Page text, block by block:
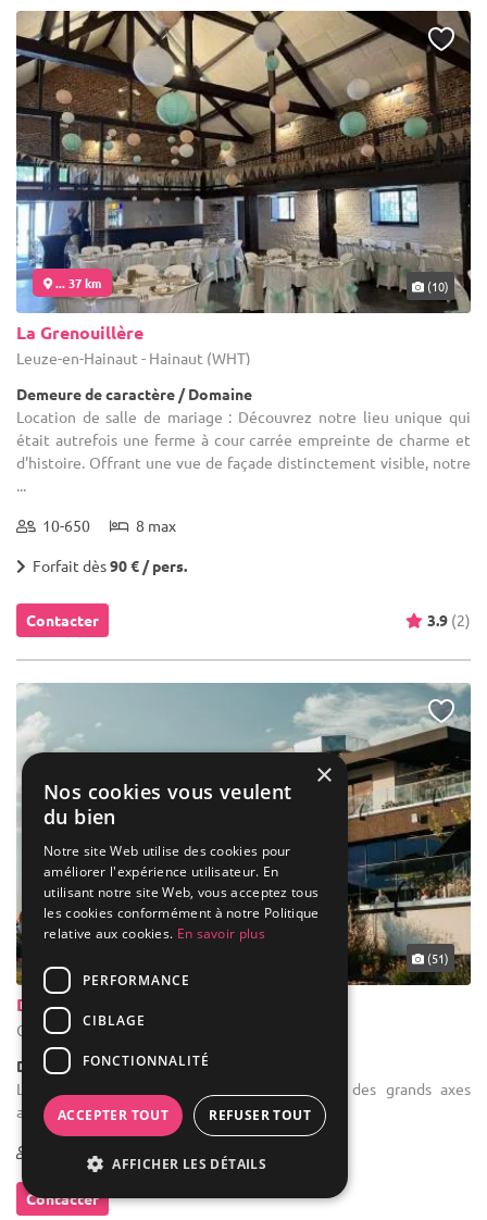
... 37 km (10)
La Grenouillère
Leuze-en-Hainaut - Hainaut (WHT)
Demeure de caractère / Domaine
Location de salle de mariage : Découvrez notre lieu unique qui
était autrefois une ferme à cour carrée empreinte de charme et
d'histoire. Offrant une vue de façade distinctement visible, notre
...
10-650 8 max
Forfait dès90 € / pers.
Contacter 3.9 (2)
(51)
Domaine du Chant d'Eole
Quévy - Hainaut (WHT)
Demeure de caractère / Domaine
Location de salle de mariage : A proximité des grands axes
autoroutiers
Contacter
×
Nos cookies vous veulent
du bien
Notre site Web utilise des cookies pour
améliorer l'expérience utilisateur. En
utilisant notre site Web, vous acceptez tous
les cookies conformément à notre Politique
relative aux cookies. En savoir plus
PERFORMANCE
CIBLAGE
FONCTIONNALITÉ
ACCEPTER TOUT REFUSER TOUT
AFFICHER LES DÉTAILS